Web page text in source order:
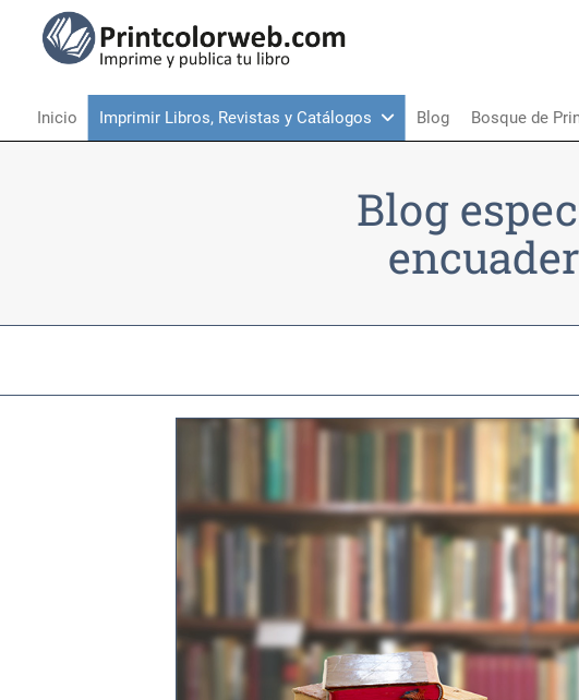
Inicio Imprimir Libros, Revistas y Catálogos Blog Bosque de
Blog